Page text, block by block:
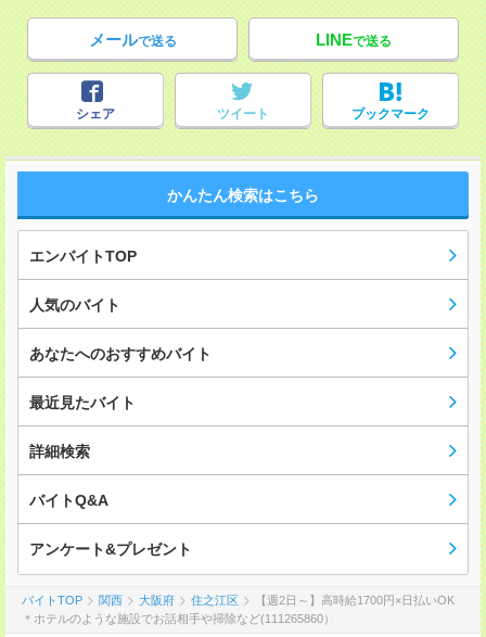
メールで送る LINEで送る
シェア ツイート ブックマーク
かんたん検索はこちら
エンバイトTOP
人気のバイト
あなたへのおすすめバイト
最近見たバイト
詳細検索
バイトQ&A
アンケート&プレゼント
バイトTOP 関西 大阪府 住之江区
【週2日～】高時給1700円×日払いOK
＊ホテルのような施設でお話相手や掃除など(111265860）